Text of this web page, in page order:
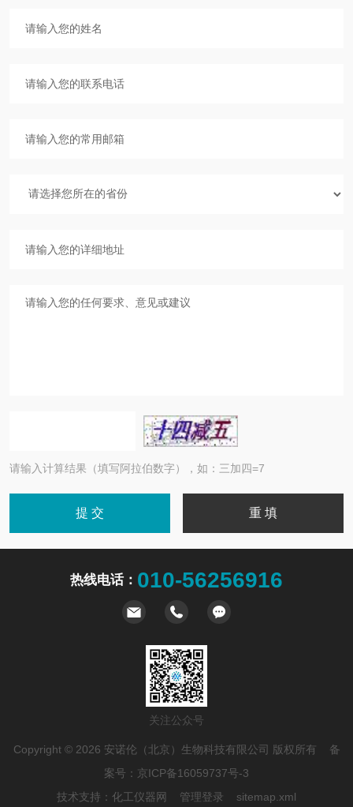
请输入计算结果（填写阿拉伯数字），如：三加四=7
热线电话： 010-56256916
关注公众号
Copyright © 2026 安诺伦（北京）生物科技有限公司 版权所有 备
案号： 京ICP备16059737号-3
技术支持： 化工仪器网 管理登录 sitemap.xml